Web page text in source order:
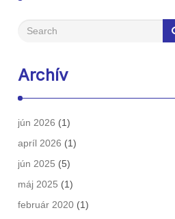
Archív
jún 2026 (1)
apríl 2026 (1)
jún 2025 (5)
máj 2025 (1)
február 2020 (1)